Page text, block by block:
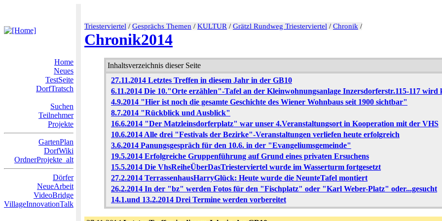
Triesterviertel / Gesprächs Themen / KULTUR / Grätzl Rundweg Triesterviertel / Chronik /
Chronik2014
Home
Neues
TestSeite
DorfTratsch
Suchen
Teilnehmer
Projekte
GartenPlan
DorfWiki
OrdnerProjekte_alt
Dörfer
NeueArbeit
VideoBridge
VillageInnovationTalk
Inhaltsverzeichnis dieser Seite
27.11.2014 Letztes Treffen in diesem Jahr in der GB10
6.11.2014 Die 10."Orte erzählen"-Tafel an der Kleinwohnungsanlage Inzersdorferstr.115-117 wird
4.9.2014 "Hier ist noch die gesamte Geschichte des Wiener Wohnbaus seit 1900 sichtbar"
8.7.2014 "Rückblick und Ausblick"
16.6.2014 "Der Matzleinsdorferplatz" war unser 4.Veranstaltungsort in Kooperation mit der VHS
10.6.2014 Alle drei "Festivals der Bezirke"-Veranstaltungen verliefen heute erfolgreich
3.6.2014 Panungsgespräch für den 10.6. in der "Evangeliumsgemeinde"
19.5.2014 Erfolgreiche Gruppenführung auf Grund eines privaten Ersuchens
15.5.2014 Die VhsReiheÜberDasTriesterviertel wurde im Wasserturm fortgesetzt
27.2.2014 TerrassenhausHarryGlück: Heute wurde die NeunteTafel montiert
26.2.2014 In der "bz" werden Fotos für den "Fischplatz" oder "Karl Weber-Platz" oder...gesucht
14.1.und 13.2.2014 Drei Termine werden vorbereitet